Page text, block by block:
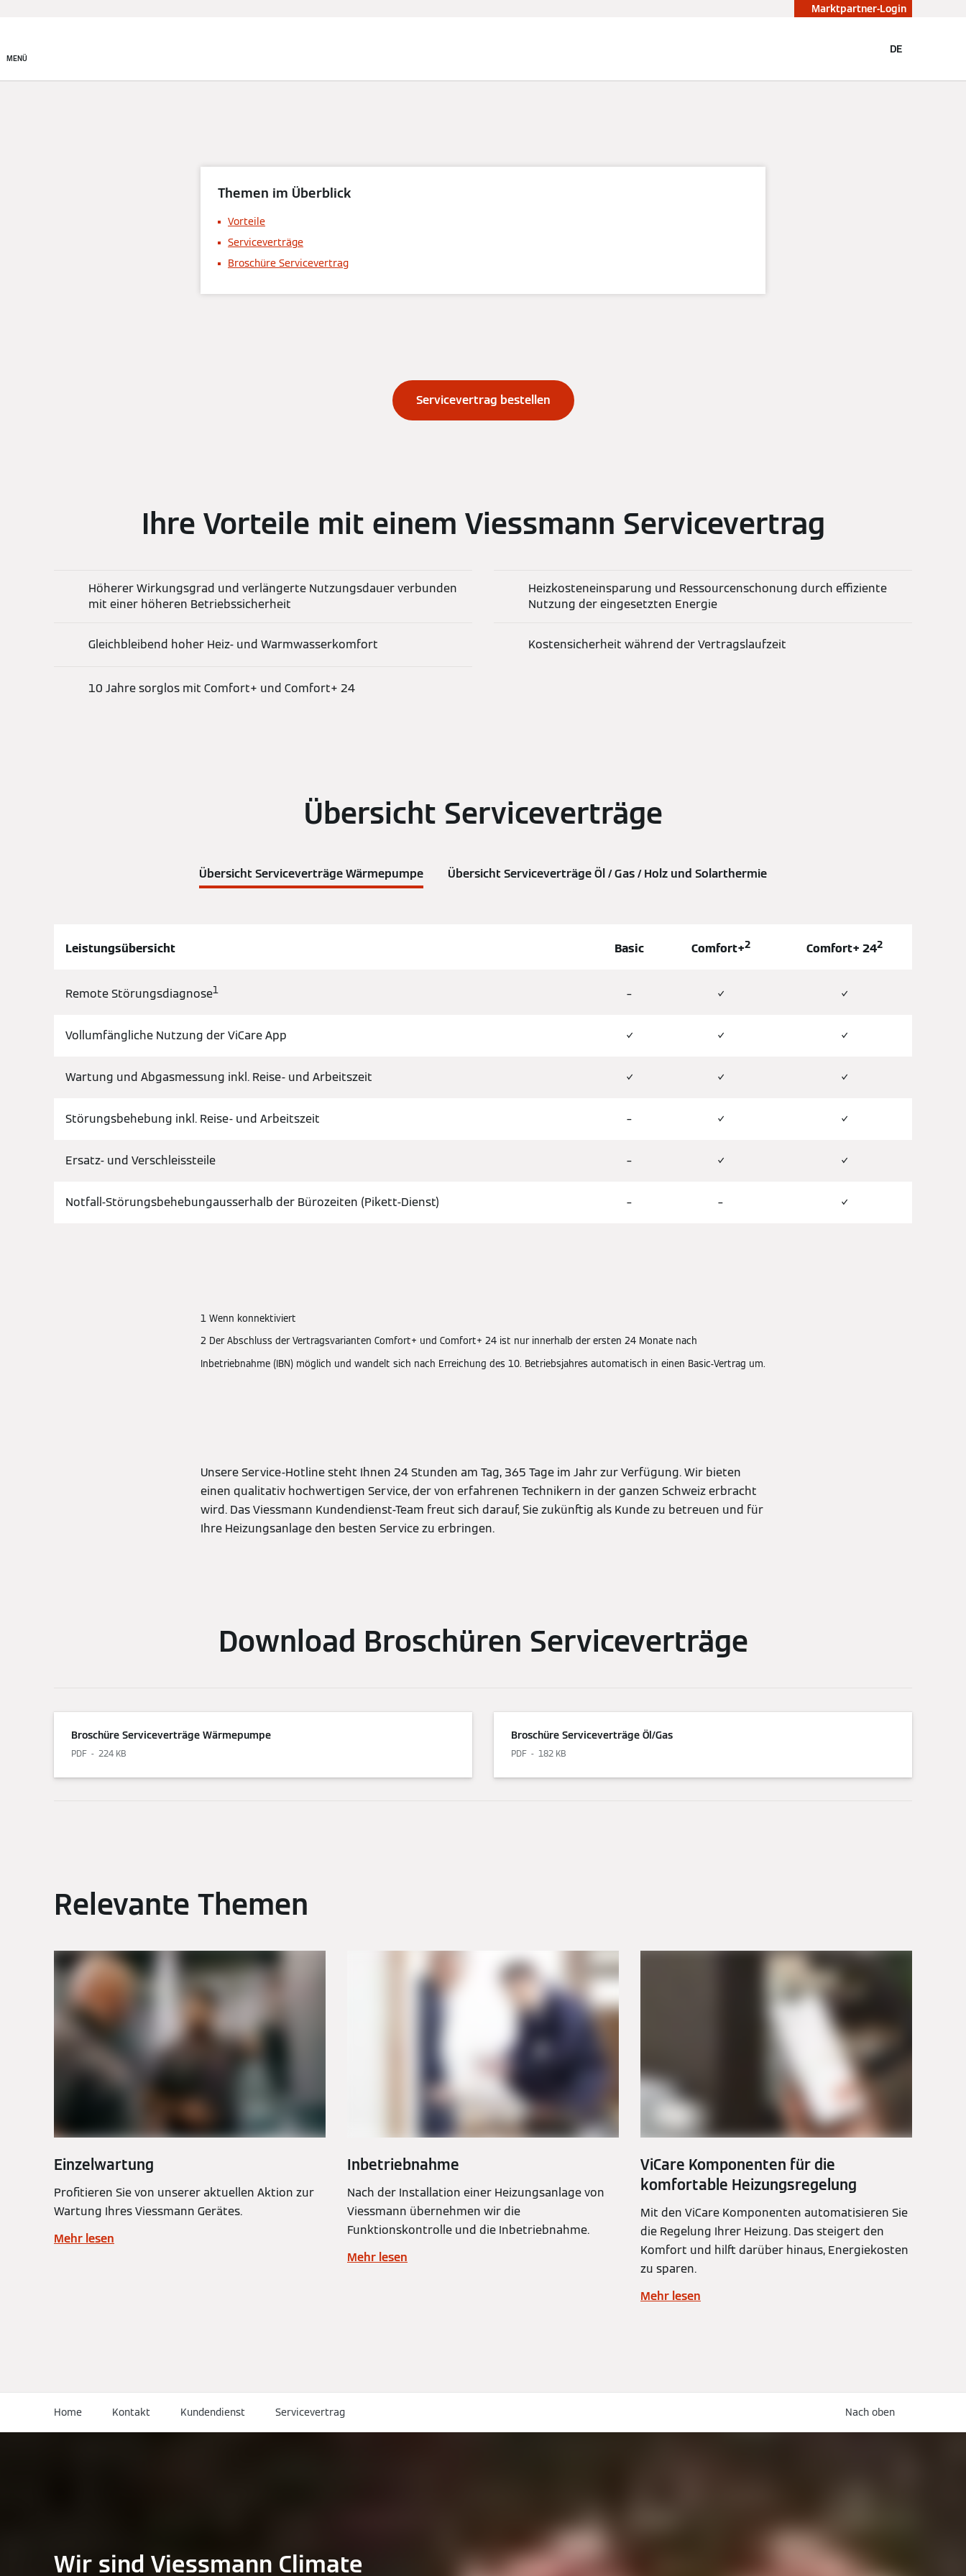
Marktpartner-Login
MENÜ
DE
Themen im Überblick
Vorteile
Serviceverträge
Broschüre Servicevertrag
Servicevertrag bestellen
Ihre Vorteile mit einem Viessmann Servicevertrag
Höherer Wirkungsgrad und verlängerte Nutzungsdauer verbunden
mit einer höheren Betriebssicherheit
Heizkosteneinsparung und Ressourcenschonung durch effiziente
Nutzung der eingesetzten Energie
Gleichbleibend hoher Heiz- und Warmwasserkomfort Kostensicherheit während der Vertragslaufzeit
10 Jahre sorglos mit Comfort+ und Comfort+ 24
Übersicht Serviceverträge
Übersicht Serviceverträge Wärmepumpe Übersicht Serviceverträge Öl / Gas / Holz und Solarthermie
Leistungsübersicht Basic Comfort+2 Comfort+ 242
Remote Störungsdiagnose1 – ✓ ✓
Vollumfängliche Nutzung der ViCare App ✓ ✓ ✓
Wartung und Abgasmessung inkl. Reise- und Arbeitszeit ✓ ✓ ✓
Störungsbehebung inkl. Reise- und Arbeitszeit – ✓ ✓
Ersatz- und Verschleissteile – ✓ ✓
Notfall-Störungsbehebungausserhalb der Bürozeiten (Pikett-Dienst) – – ✓
1 Wenn konnektiviert
2 Der Abschluss der Vertragsvarianten Comfort+ und Comfort+ 24 ist nur innerhalb der ersten 24 Monate nach
Inbetriebnahme (IBN) möglich und wandelt sich nach Erreichung des 10. Betriebsjahres automatisch in einen Basic-Vertrag um.
Unsere Service-Hotline steht Ihnen 24 Stunden am Tag, 365 Tage im Jahr zur Verfügung. Wir bieten
einen qualitativ hochwertigen Service, der von erfahrenen Technikern in der ganzen Schweiz erbracht
wird. Das Viessmann Kundendienst-Team freut sich darauf, Sie zukünftig als Kunde zu betreuen und für
Ihre Heizungsanlage den besten Service zu erbringen.
Download Broschüren Serviceverträge
Broschüre Serviceverträge Wärmepumpe
PDF 224 KB
Broschüre Serviceverträge Öl/Gas
PDF 182 KB
Relevante Themen
Einzelwartung
Profitieren Sie von unserer aktuellen Aktion zur
Wartung Ihres Viessmann Gerätes.
Mehr lesen
Inbetriebnahme
Nach der Installation einer Heizungsanlage von
Viessmann übernehmen wir die
Funktionskontrolle und die Inbetriebnahme.
Mehr lesen
ViCare Komponenten für die
komfortable Heizungsregelung
Mit den ViCare Komponenten automatisieren Sie
die Regelung Ihrer Heizung. Das steigert den
Komfort und hilft darüber hinaus, Energiekosten
zu sparen.
Mehr lesen
Nach oben
Home Kontakt Kundendienst Servicevertrag
Wir sind Viessmann Climate